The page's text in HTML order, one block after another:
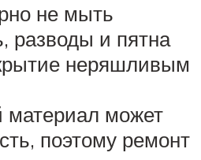
не мыть
разводы и пятна
неряшливым
материал может
поэтому ремонт